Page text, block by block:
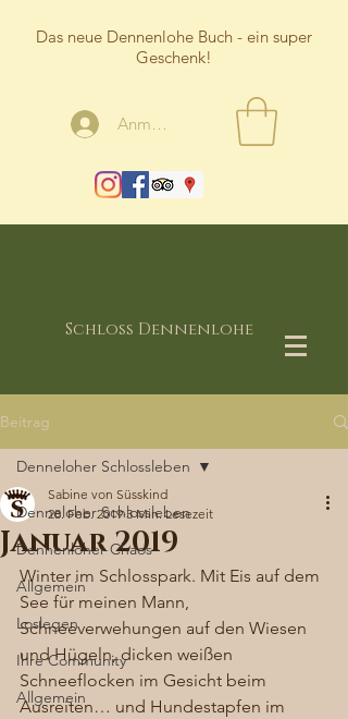
Das neue Dennenlohe Buch - ein super
Geschenk!
Anmelden
Schloss Dennenlohe
Beitrag
Denneloher Schlossleben
Dennenloher Chaos
Allgemein
Loslegen
Ihre Community
Allgemein
Denneloher Schlossleben
Januar 2019
Sabine von Süsskind
28. Feb. 2019 3 Min. Lesezeit
Winter im Schlosspark. Mit Eis auf dem
See für meinen Mann,
Schneeverwehungen auf den Wiesen
und Hügeln, dicken weißen
Schneeflocken im Gesicht beim
Ausreiten… und Hundestapfen im